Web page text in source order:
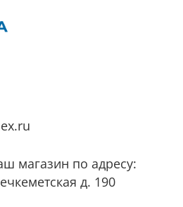
магазин по адресу:
д. 190